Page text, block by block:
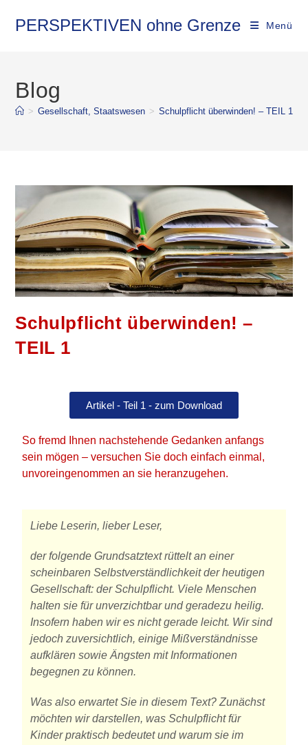
PERSPEKTIVEN ohne Grenze Menü
Blog
> Gesellschaft, Staatswesen > Schulpflicht überwinden! – TEIL 1
Schulpflicht überwinden! –
TEIL 1
Artikel - Teil 1 - zum Download
So fremd Ihnen nachstehende Gedanken anfangs
sein mögen – versuchen Sie doch einfach einmal,
unvoreingenommen an sie heranzugehen.
Liebe Leserin, lieber Leser,
der folgende Grundsatztext rüttelt an einer
scheinbaren Selbstverständlichkeit der heutigen
Gesellschaft: der Schulpflicht. Viele Menschen
halten sie für unverzichtbar und geradezu heilig.
Insofern haben wir es nicht gerade leicht. Wir sind
jedoch zuversichtlich, einige Mißverständnisse
aufklären sowie Ängsten mit Informationen
begegnen zu können.
Was also erwartet Sie in diesem Text? Zunächst
möchten wir darstellen, was Schulpflicht für
Kinder praktisch bedeutet und warum sie im